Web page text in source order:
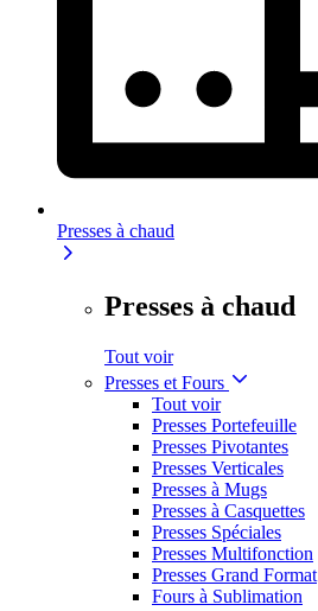
Presses à chaud
Presses à chaud
Tout voir
Presses et Fours
Tout voir
Presses Portefeuille
Presses Pivotantes
Presses Verticales
Presses à Mugs
Presses à Casquettes
Presses Spéciales
Presses Multifonction
Presses Grand Format
Fours à Sublimation